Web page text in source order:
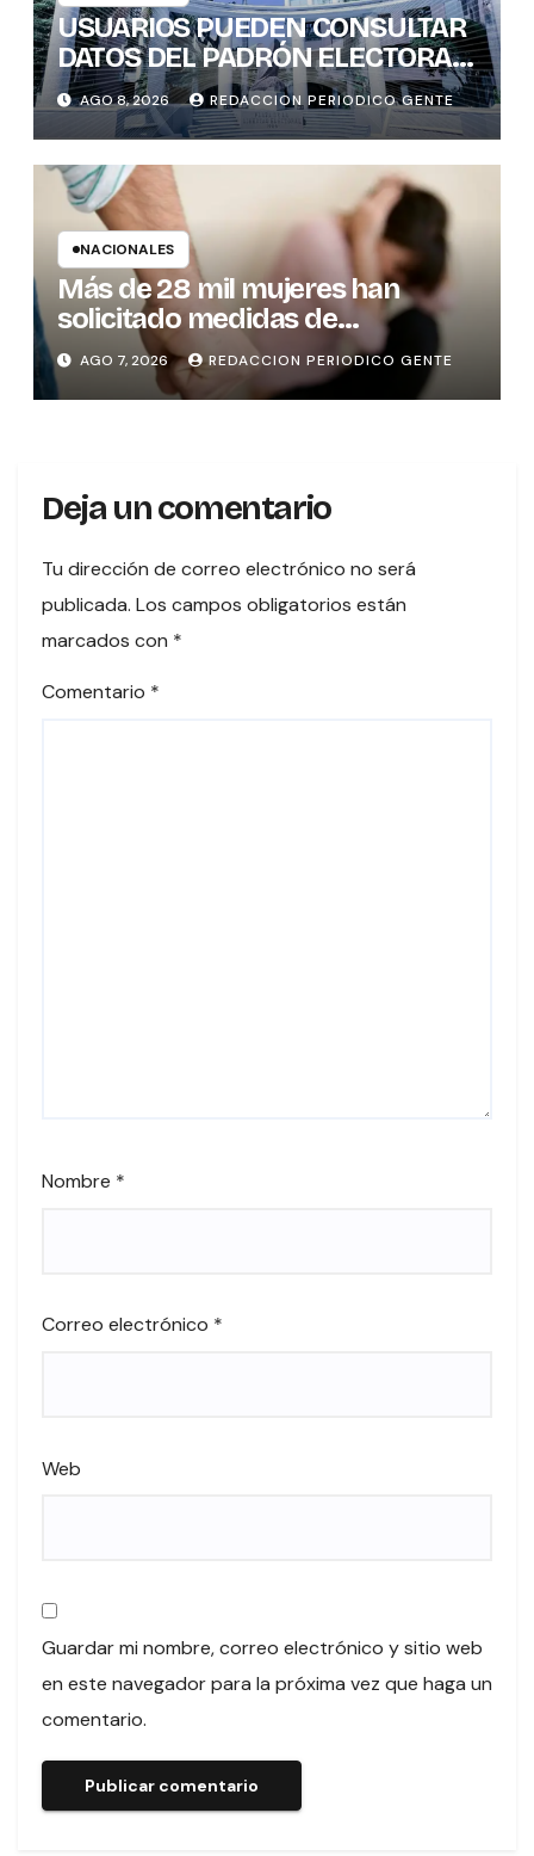
USUARIOS PUEDEN CONSULTAR
DATOS DEL PADRÓN ELECTORAL
DE FORMA INTERACTIVA Y CON
GENERACIÓN INSTANTÁNEA DE
GRÁFICOS
AGO 8, 2026 REDACCION PERIODICO GENTE
NACIONALES
Más de 28 mil mujeres han
solicitado medidas de
protección
AGO 7, 2026 REDACCION PERIODICO GENTE
Deja un comentario
Tu dirección de correo electrónico no será
publicada. Los campos obligatorios están
marcados con *
Comentario *
Nombre *
Correo electrónico *
Web
Guardar mi nombre, correo electrónico y sitio web
en este navegador para la próxima vez que haga un
comentario.